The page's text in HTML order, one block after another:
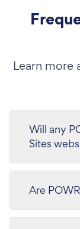
Learn more
Will any
Sites
Are